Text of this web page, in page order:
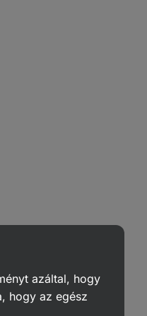
azáltal, hogy
hogy az egész